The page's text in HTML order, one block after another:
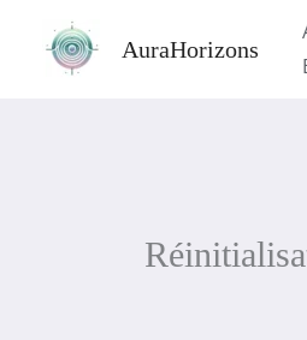
AuraHorizons